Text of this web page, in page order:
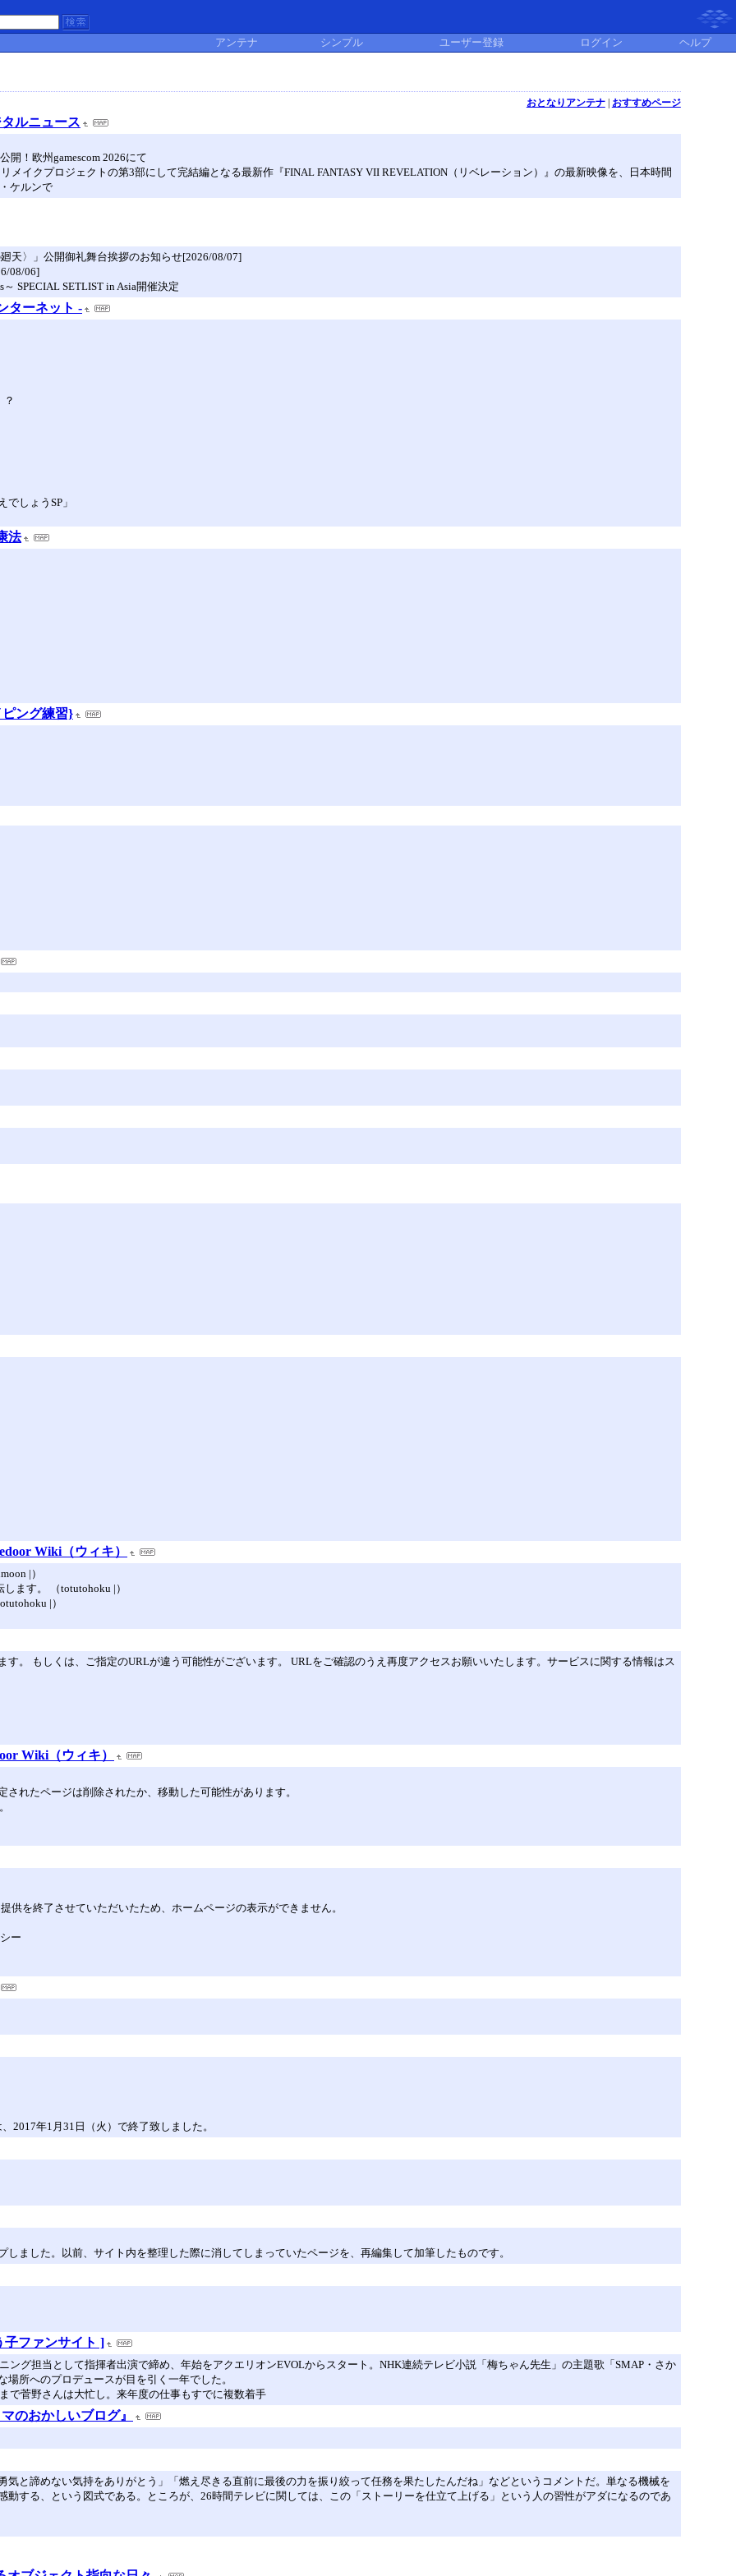
アンテナ シンプル ユーザー登録 ログイン ヘルプ
おとなりアンテナ| おすすめページ
ルニュース
開！欧州gamescom 2026にて
イクプロジェクトの第3部にして完結編となる最新作『FINAL FANTASY VII REVELATION（リベレーション）』の最新映像を、日本時間
ケルンで
天〉」公開御礼舞台挨拶のお知らせ[2026/08/07]
08/06]
SPECIAL SETLIST in Asia開催決定
ターネット -
しょうSP」
法
ング練習}
Wiki（ウィキ）
|）
ます。 （totutohoku |）
|）
。 もしくは、ご指定のURLが違う可能性がございます。 URLをご確認のうえ再度アクセスお願いいたします。サービスに関する情報はス
Wiki（ウィキ）
れたページは削除されたか、移動した可能性があります。
供を終了させていただいたため、ホームページの表示ができません。
ー
2017年1月31日（火）で終了致しました。
ました。以前、サイト内を整理した際に消してしまっていたページを、再編集して加筆したものです。
ファンサイト ]
ング担当として指揮者出演で締め、年始をアクエリオンEVOLからスタート。NHK連続テレビ小説「梅ちゃん先生」の主題歌「SMAP・さか
所へのプロデュースが目を引く一年でした。
で菅野さんは大忙し。来年度の仕事もすでに複数着手
のおかしいブログ』
と諦めない気持をありがとう」「燃え尽きる直前に最後の力を振り絞って任務を果たしたんだね」などというコメントだ。単なる機械を
する、という図式である。ところが、26時間テレビに関しては、この「ストーリーを仕立て上げる」という人の習性がアダになるのであ